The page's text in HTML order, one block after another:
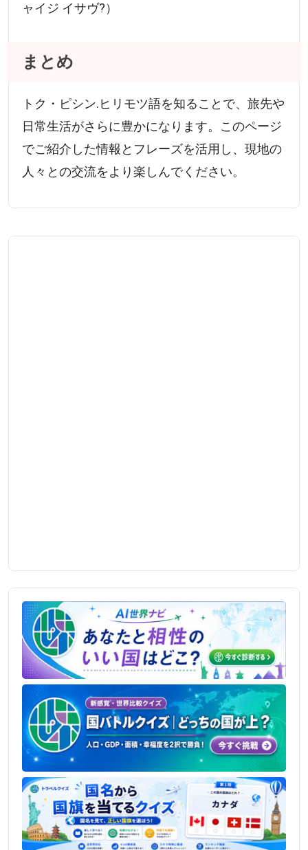
ャイジ イサヴ?）
まとめ
トク・ピシン.ヒリモツ語を知ることで、旅先や
日常生活がさらに豊かになります。このページ
でご紹介した情報とフレーズを活用し、現地の
人々との交流をより楽しんでください。